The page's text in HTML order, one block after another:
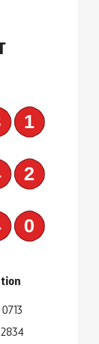
0713
2834